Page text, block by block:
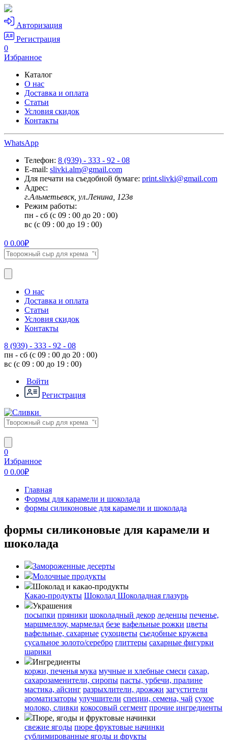
Авторизация
Регистрация
0
Избранное
Каталог
О нас
Доставка и оплата
Статьи
Условия скидок
Контакты
WhatsApp
Телефон: 8 (939) - 333 - 92 - 08
E-mail: slivki.alm@gmail.com
Для печати на съедобной бумаге: print.slivki@gmail.com
Адрес:
г.Альметьевск, ул.Ленина, 123в
Режим работы:
пн - сб (с 09 : 00 до 20 : 00)
вс (с 09 : 00 до 19 : 00)
0 0.00₽
О нас
Доставка и оплата
Статьи
Условия скидок
Контакты
8 (939) - 333 - 92 - 08
пн - сб (с 09 : 00 до 20 : 00)
вс (с 09 : 00 до 19 : 00)
Войти
Регистрация
0
Избранное
0 0.00₽
Главная
Формы для карамели и шоколада
формы силиконовые для карамели и шоколада
формы силиконовые для карамели и
шоколада
Замороженные десерты
Молочные продукты
Шоколад и какао-продукты
Какао-продукты Шоколад Шоколадная глазурь
Украшения
посыпки пряники шоколадный декор леденцы печенье,
маршмеллоу, мармелад безе вафельные рожки цветы
вафельные, сахарные сухоцветы съедобные кружева
сусальное золото/серебро глиттеры сахарные фигурки
шарики
Ингредиенты
коржи, печенья мука мучные и хлебные смеси сахар,
сахарозаменители, сиропы пасты, урбечи, пралине
мастика, айсинг разрыхлители, дрожжи загустители
ароматизаторы улучшители специи, семена, чай сухое
молоко, сливки кокосовый сегмент прочие ингредиенты
Пюре, ягоды и фруктовые начинки
свежие ягоды пюре фруктовые начинки
сублимированные ягоды и фрукты